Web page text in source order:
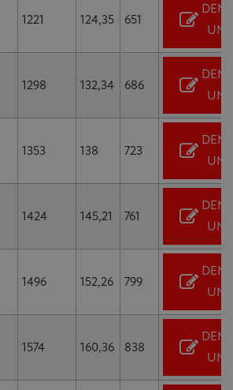
1221 124,35 651
UN
1298 132,34 686
UN
1353 138 723
UN
1424 145,21 761
UN
1496 152,26 799
UN
1574 160,36 838
UN